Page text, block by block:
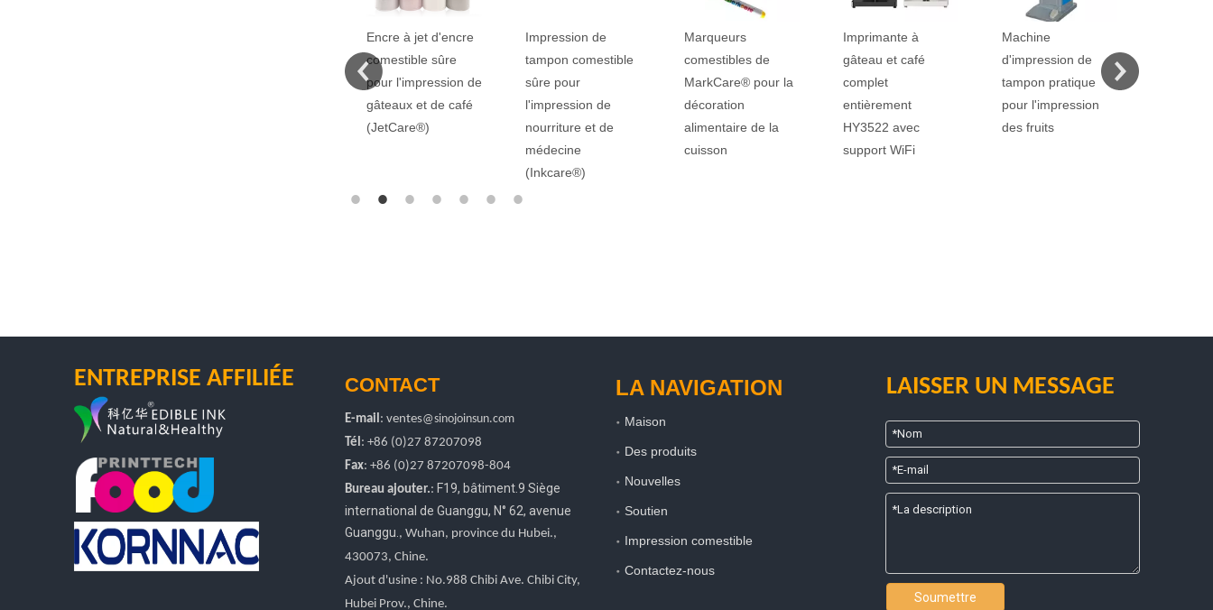
Impression de
tampon comestible
sûre pour
l'impression de
nourriture et de
Marqueurs
comestibles de
MarkCare® pour la
décoration
alimentaire de la
cuisson
Imprimante à
gâteau et café
complet
entièrement
HY3522 avec
support WiFi
Machine
d'impression de
tampon pratique
pour l'impression
des fruits
Machine
d'impression de
bonbons hy-ap-ⅲ
pour les bonbons
d'impression, les
ENTREPRISE AFFILIÉE CONTACT
E-mail: ventes@sinojoinsun.com
Tél: +86 (0)27 87207098
Fax: +86 (0)27 87207098-804
Bureau ajouter.: F19, bâtiment.9 Siège
international de Guanggu, N° 62, avenue
Guanggu. , Wuhan, province du Hubei.,
430073, Chine.
Ajout d'usine : No.988 Chibi Ave. Chibi City,
Hubei Prov., Chine.
LA NAVIGATION
Maison
Des produits
Nouvelles
Soutien
Impression comestible
Contactez-nous
LAISSER UN MESSAGE
Soumettre